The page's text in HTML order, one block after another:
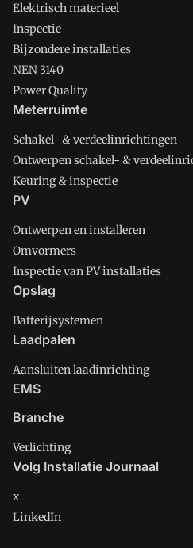
Elektrisch materieel
Inspectie
Bijzondere installaties
NEN 3140
Power Quality
Meterruimte
Schakel- & verdeelinrichtingen
Ontwerpen schakel- &
Keuring & inspectie
PV
Ontwerpen en installeren
Omvormers
Inspectie van PV installaties
Opslag
Batterijsystemen
Laadpalen
Aansluiten laadinrichting
EMS
Branche
Verlichting
Volg Installatie Journaal
x
LinkedIn